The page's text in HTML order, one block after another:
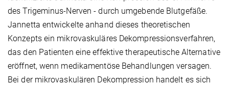
des Trigeminus-Nerven - durch umgebende Blutgefäße.
Jannetta entwickelte anhand dieses theoretischen
Konzepts ein mikrovaskuläres Dekompressionsverfahren,
das den Patienten eine effektive therapeutische Alternative
eröffnet, wenn medikamentöse Behandlungen versagen.
Bei der mikrovaskulären Dekompression handelt es sich